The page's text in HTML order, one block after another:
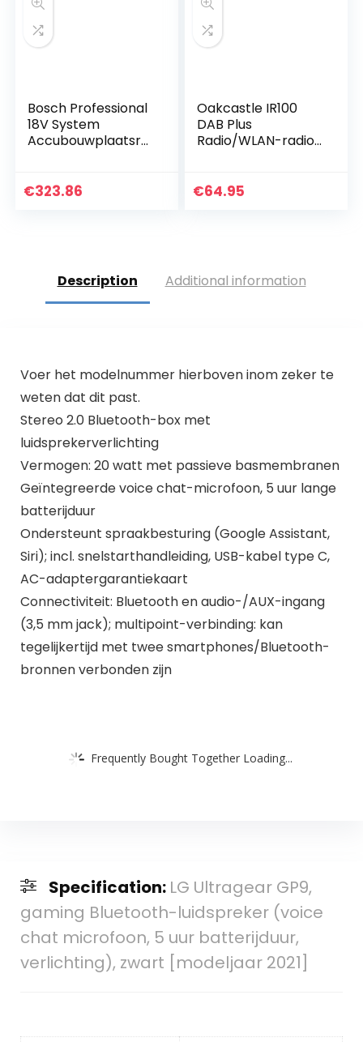
Bosch Professional
18V System
Accubouwplaatsra
geïntegreerde
€323.86
Oakcastle IR100
DAB Plus
Radio/WLAN-radio
dubbele wekker,
€64.95
Description Additional information
Voer het modelnummer hierboven inom zeker te
weten dat dit past.
Stereo 2.0 Bluetooth-box met
luidsprekerverlichting
Vermogen: 20 watt met passieve basmembranen
Geïntegreerde voice chat-microfoon, 5 uur lange
batterijduur
Ondersteunt spraakbesturing (Google Assistant,
Siri); incl. snelstarthandleiding, USB-kabel type C,
AC-adaptergarantiekaart
Connectiviteit: Bluetooth en audio-/AUX-ingang
(3,5 mm jack); multipoint-verbinding: kan
tegelijkertijd met twee smartphones/Bluetooth-
bronnen verbonden zijn
Frequently Bought Together Loading...
Specification: LG Ultragear GP9,
gaming Bluetooth-luidspreker (voice
chat microfoon, 5 uur batterijduur,
verlichting), zwart [modeljaar 2021]